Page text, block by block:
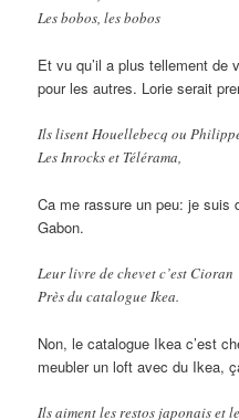
Les bobos, les bobos
Et vu qu’il a plus tellement de
pour les autres. Lorie serait
Ils lisent Houellebecq ou
Les Inrocks et Télérama,
Ca me rassure un peu: je suis
Gabon.
Leur livre de chevet c’est Cioran
Près du catalogue Ikea.
Non, le catalogue Ikea c’est
meubler un loft avec du Ikea,
Ils aiment les restos japonais et